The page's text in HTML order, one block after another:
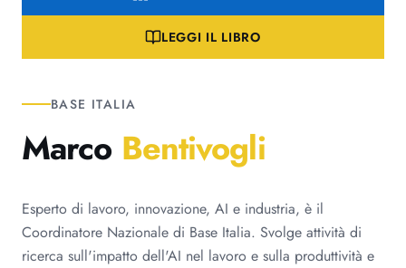
LEGGI IL LIBRO
BASE ITALIA
Marco Bentivogli
Esperto di lavoro, innovazione, AI e industria, è il
Coordinatore Nazionale di Base Italia. Svolge attività di
ricerca sull'impatto dell'AI nel lavoro e sulla produttività e